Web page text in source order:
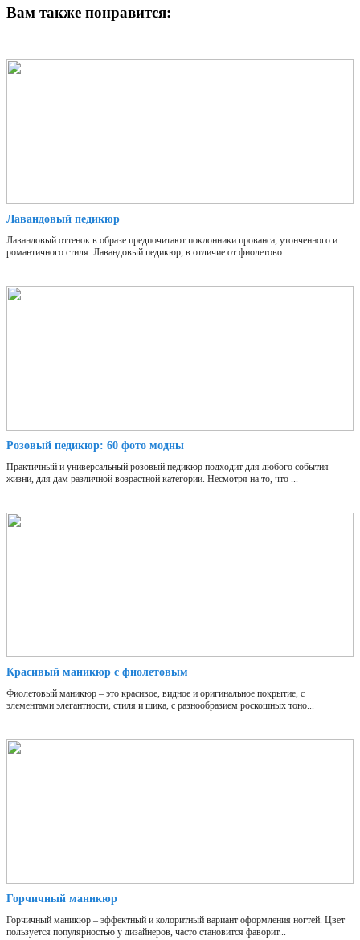
Вам также понравится:
Лавандовый педикюр
Лавандовый оттенок в образе предпочитают поклонники прованса, утонченного и
романтичного стиля. Лавандовый педикюр, в отличие от фиолетово...
Розовый педикюр: 60 фото модны
Практичный и универсальный розовый педикюр подходит для любого события
жизни, для дам различной возрастной категории. Несмотря на то, что ...
Красивый маникюр с фиолетовым
Фиолетовый маникюр – это красивое, видное и оригинальное покрытие, с
элементами элегантности, стиля и шика, с разнообразием роскошных тоно...
Горчичный маникюр
Горчичный маникюр – эффектный и колоритный вариант оформления ногтей. Цвет
пользуется популярностью у дизайнеров, часто становится фаворит...